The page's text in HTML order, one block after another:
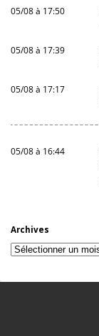
05/08 à 17:50
05/08 à 17:39
05/08 à 17:17
05/08 à 16:44
Archives
Archives